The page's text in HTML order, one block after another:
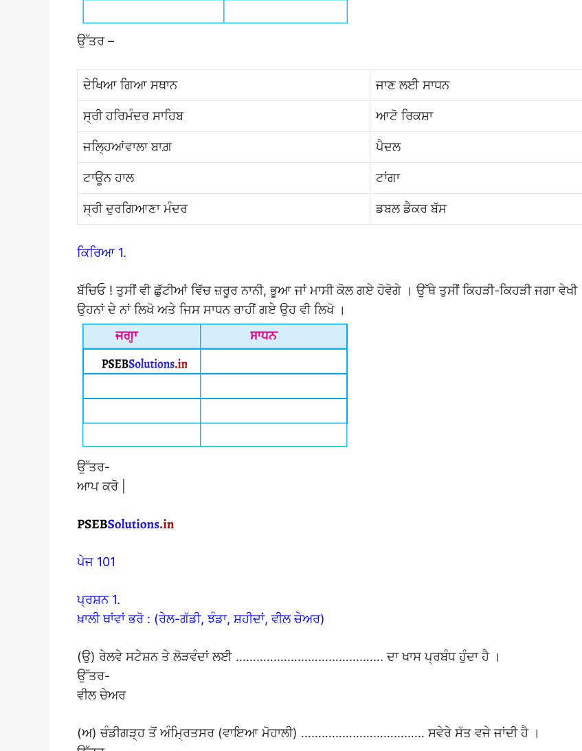
ਉੱਤਰ –
ਦੇਖਿਆ ਗਿਆ ਸਥਾਨ ਜਾਣ ਲਈ ਸਾਧਨ
ਸ੍ਰੀ ਹਰਿਮੰਦਰ ਸਾਹਿਬ ਆਟੋ ਰਿਕਸ਼ਾ
ਜਲ੍ਹਿਆਂਵਾਲਾ ਬਾਗ਼ ਪੈਦਲ
ਟਾਊਨ ਹਾਲ ਟਾਂਗਾ
ਸ੍ਰੀ ਦੁਰਗਿਆਣਾ ਮੰਦਰ ਡਬਲ ਡੈਕਰ ਬੱਸ
ਕਿਰਿਆ 1.
ਬੱਚਿਓ ! ਤੁਸੀਂ ਵੀ ਛੁੱਟੀਆਂ ਵਿੱਚ ਜ਼ਰੂਰ ਨਾਨੀ, ਭੂਆ ਜਾਂ ਮਾਸੀ ਕੋਲ ਗਏ ਹੋਵੋਗੇ । ਉੱਥੇ ਤੁਸੀਂ ਕਿਹੜੀ-ਕਿਹੜੀ ਜਗਾ ਵੇਖੀ
ਉਹਨਾਂ ਦੇ ਨਾਂ ਲਿਖੋ ਅਤੇ ਜਿਸ ਸਾਧਨ ਰਾਹੀਂ ਗਏ ਉਹ ਵੀ ਲਿਖੋ ।
ਉੱਤਰ-
ਆਪ ਕਰੋ |
ਪੇਜ 101
ਪ੍ਰਸ਼ਨ 1.
ਖ਼ਾਲੀ ਥਾਂਵਾਂ ਭਰੋ : (ਰੇਲ-ਗੱਡੀ, ਝੰਡਾ, ਸ਼ਹੀਦਾਂ, ਵੀਲ ਚੇਅਰ)
(ਉ) ਰੇਲਵੇ ਸਟੇਸ਼ਨ ਤੇ ਲੋੜਵੰਦਾਂ ਲਈ ……………………………………. ਦਾ ਖਾਸ ਪ੍ਰਬੰਧ ਹੁੰਦਾ ਹੈ ।
ਉੱਤਰ-
ਵੀਲ ਚੇਅਰ
(ਅ) ਚੰਡੀਗੜ੍ਹ ਤੋਂ ਅੰਮ੍ਰਿਤਸਰ (ਵਾਇਆ ਮੋਹਾਲੀ) ……………………………… ਸਵੇਰੇ ਸੱਤ ਵਜੇ ਜਾਂਦੀ ਹੈ ।